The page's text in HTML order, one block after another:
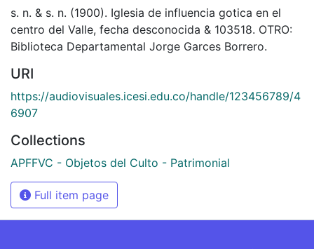
s. n. & s. n. (1900). Iglesia de influencia gotica en el
centro del Valle, fecha desconocida & 103518. OTRO:
Biblioteca Departamental Jorge Garces Borrero.
URI
https://audiovisuales.icesi.edu.co/handle/123456789/4
6907
Collections
APFFVC - Objetos del Culto - Patrimonial
Full item page